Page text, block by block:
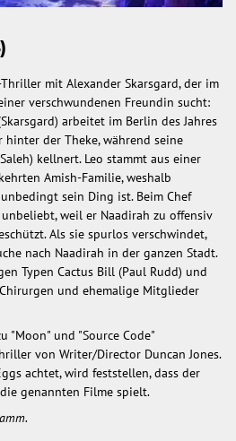
mit Alexander Skarsgard, der im
verschwundenen Freundin sucht:
arbeitet im Berlin des Jahres
der Theke, während seine
kellnert. Leo stammt aus einer
Amish-Familie, weshalb
sein Ding ist. Beim Chef
weil er Naadirah zu offensiv
Als sie spurlos verschwindet,
nach Naadirah in der ganzen Stadt.
Typen Cactus Bill (Paul Rudd) und
und ehemalige Mitglieder
"Moon" und "Source Code"
von Writer/Director Duncan Jones.
achtet, wird feststellen, dass der
genannten Filme spielt.